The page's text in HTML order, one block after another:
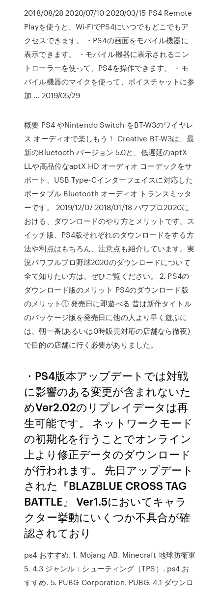
2018/08/28 2020/07/10 2020/03/15 PS4 Remote
Playを使うと、Wi-FiでPS4にいつでもどこでもア
クセスできます。 ・PS4の画面をモバイル機器に
表示できます。 ・モバイル機器に表示されるコン
トローラーを使って、PS4を操作できます。 ・モ
バイル機器のマイクを使って、ボイスチャットに参
加 … 2019/05/29
概要 PS4 やNintendo Switch をBT-W3のワイヤレ
ス オーディオで楽しもう！ Creative BT-W3は、最
新のBluetooth バージョン 5.0と、低遅延のaptX
LLや高品位なaptX HD オーディオ コーデックをサ
ポート、USB Type-Cインターフェイスに対応した
ポータブル Bluetooth オーディオ トランスミッタ
ーです。 2019/12/07 2018/01/18 パワプロ2020に
おける、ダウンロードのやり方とメリットです。ス
イッチ版、PS4版それぞれのダウンロードをする方
法や利点はもちろん、注意点も紹介しています。実
況パワフルプロ野球2020のダウンロードについて
全て知りたい方は、ぜひご覧ください。 2. PS4の
ダウンロード版のメリット PS4のダウンロード版
のメリット① 発売日に即遊べる 昔は新作タイトル
のパッケージ版を発売日に他の人より早く遊ぶに
は、朝一番(あるいは0時販売対応の店舗なら徹夜)
で目的の店舗に行く必要がありました。
・PS4版本アップデートでは対戦
に影響のある変更が含まれないた
めVer2.02のリプレイデータは再
生可能です。 ネットワークモード
の初期化を行うことでオンライン
上より修正データのダウンロード
が行われます。 先日アップデート
された『BLAZBLUE CROSS TAG
BATTLE』 Ver1.5においてキャラ
クター挙動にいくつか不具合が確
認されており
ps4 おすすめ. 1. Mojang AB. Minecraft 地球防衛軍
5. 4.3 ジャンル：シューティング（TPS）. ps4 お
すすめ. 5. PUBG Corporation. PUBG. 4.1 ダウンロ